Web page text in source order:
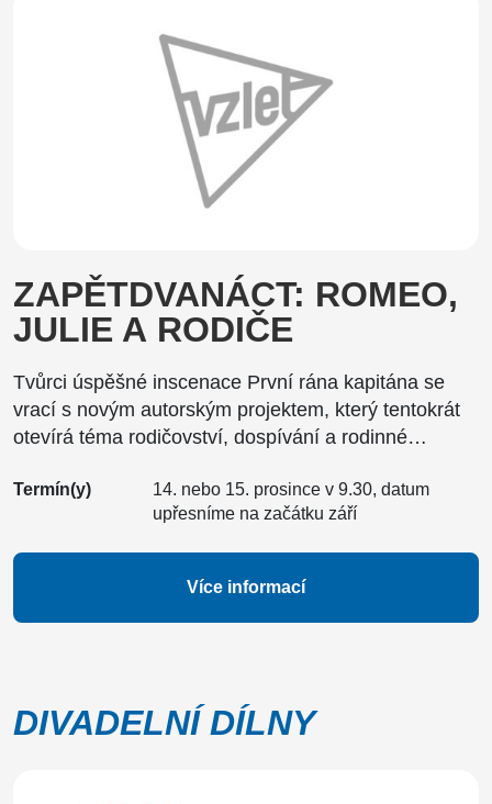
ZAPĚTDVANÁCT: ROMEO,
JULIE A RODIČE
Tvůrci úspěšné inscenace První rána kapitána se
vrací s novým autorským projektem, který tentokrát
otevírá téma rodičovství, dospívání a rodinné…
Termín(y)
14. nebo 15. prosince v 9.30, datum
upřesníme na začátku září
Více informací
DIVADELNÍ DÍLNY